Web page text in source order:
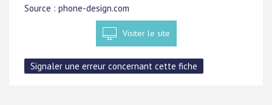
Source : phone-design.com
Visiter le site